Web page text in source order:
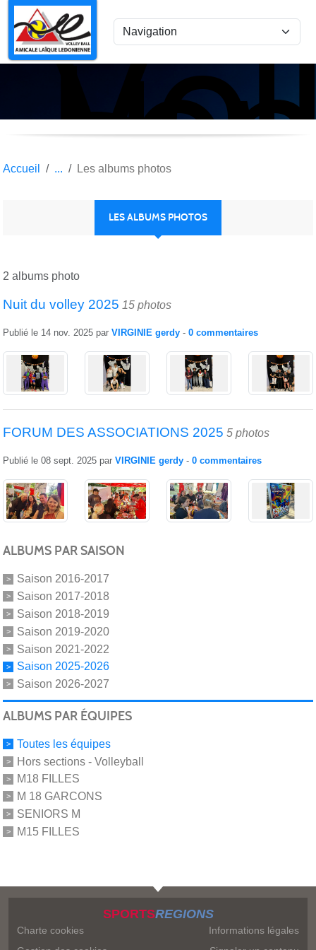
le
Accueil Les albums photos
LES ALBUMS PHOTOS
2 albums photo
Nuit du volley 2025 15 photos
Publié le 14 nov. 2025 par VIRGINIE gerdy - 0 commentaires
FORUM DES ASSOCIATIONS 2025 5 photos
Publié le 08 sept. 2025 par VIRGINIE gerdy - 0 commentaires
ALBUMS PAR SAISON
Saison 2016-2017
Saison 2017-2018
Saison 2018-2019
Saison 2019-2020
Saison 2021-2022
Saison 2025-2026
Saison 2026-2027
ALBUMS PAR ÉQUIPES
Toutes les équipes
Hors sections - Volleyball
M18 FILLES
M 18 GARCONS
SENIORS M
M15 FILLES
SPORTSREGIONS
Charte cookies
Informations légales
Panneau de gestion des cookies